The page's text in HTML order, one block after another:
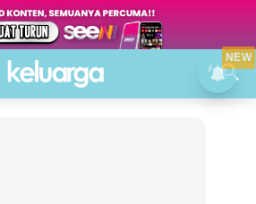
NEW